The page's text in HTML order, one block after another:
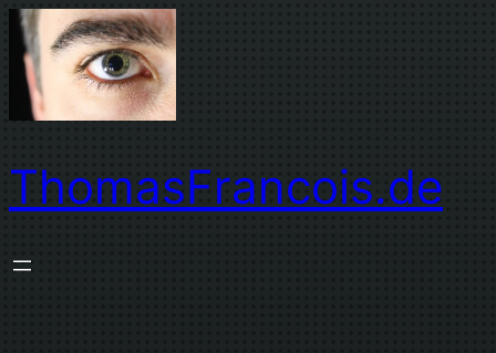
Zum
Inhalt
springen
ThomasFrancois.de